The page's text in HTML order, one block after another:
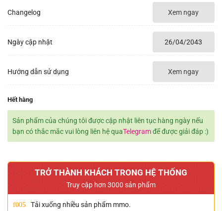
Changelog Xem ngay
Ngày cập nhật 26/04/2043
Hướng dẫn sử dụng Xem ngay
Hết hàng
Sản phẩm của chúng tôi được cập nhật liên tục hàng ngày nếu
bạn có thắc mắc vui lòng liên hệ quaTelegramđể được giải đáp :)
TRỞ THÀNH KHÁCH TRONG HỆ THỐNG
Truy cập hơn 3000 sản phẩm
Tải xuống nhiều sản phẩm mmo.